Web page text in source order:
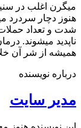
هنوز دچار سردرد
شدت و تعداد
ناپدید میشوند.
همیشه از شر آن
درباره نویسنده
مدیر سایت